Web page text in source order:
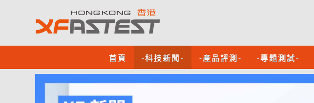
首頁 -科技新聞- -產品評測- -專題測試-